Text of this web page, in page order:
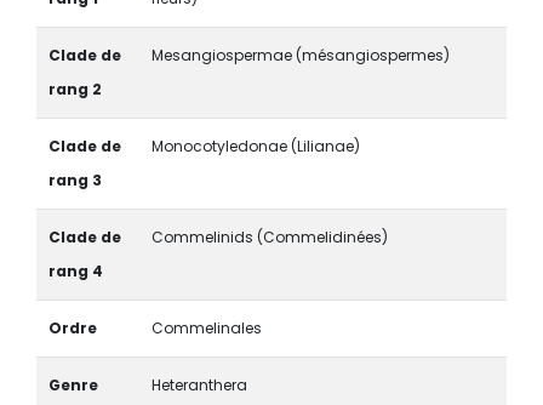
Clade de
rang 2
Mesangiospermae (mésangiospermes)
Clade de
rang 3
Monocotyledonae (Lilianae)
Clade de
rang 4
Commelinids (Commelidinées)
Ordre Commelinales
Genre Heteranthera